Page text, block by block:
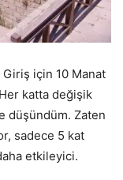
için 10 Manat
katta değişik
düşündüm. Zaten
sadece 5 kat
etkileyici.